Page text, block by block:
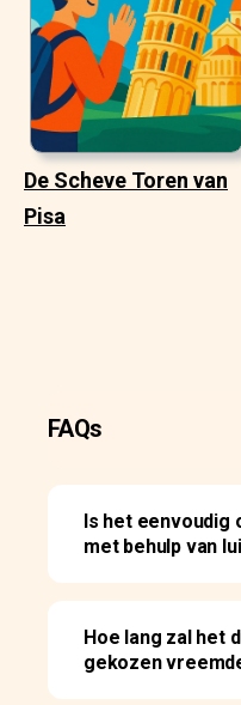
De Scheve Toren van
Pisa
FAQs
Is het eenvoudig
met behulp van
Hoe lang zal het
gekozen